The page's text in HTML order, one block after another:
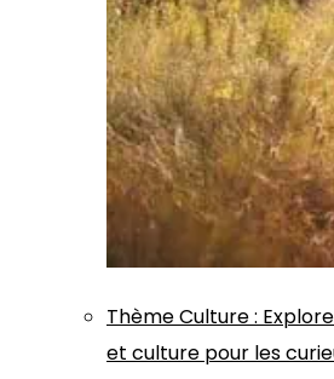
ThèmeCulture:
et culture pour les